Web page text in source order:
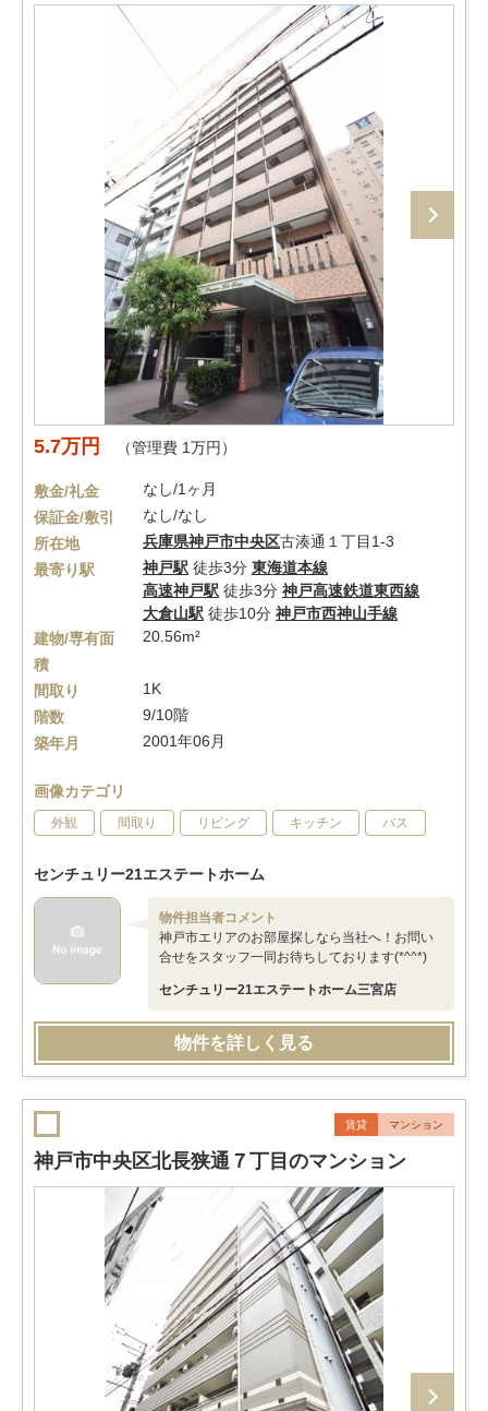
5.7万円 （管理費 1万円）
敷金/礼金
なし/1ヶ月
保証金/敷引
なし/なし
所在地
兵庫県神戸市中央区古湊通１丁目1-3
最寄り駅
神戸駅 徒歩3分 東海道本線
高速神戸駅 徒歩3分 神戸高速鉄道東西線
大倉山駅 徒歩10分 神戸市西神山手線
建物/専有面
積
20.56m²
間取り
1K
階数
9/10階
築年月
2001年06月
画像カテゴリ
外観 間取り リビング キッチン バス
センチュリー21エステートホーム
物件担当者コメント
神戸市エリアのお部屋探しなら当社へ！お問い
合せをスタッフ一同お待ちしております(*^^*)
センチュリー21エステートホーム三宮店
物件を詳しく見る
賃貸 マンション
神戸市中央区北長狭通７丁目のマンション